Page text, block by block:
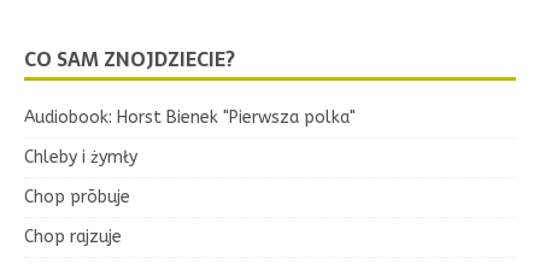
CO SAM ZNOJDZIECIE?
Audiobook: Horst Bienek "Pierwsza polka"
Chleby i żymły
Chop prōbuje
Chop rajzuje